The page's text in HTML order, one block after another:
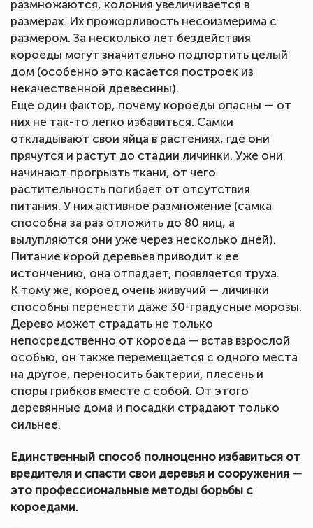
размножаются, колония увеличивается в
размерах. Их прожорливость несоизмерима с
размером. За несколько лет бездействия
короеды могут значительно подпортить целый
дом (особенно это касается построек из
некачественной древесины).
Еще один фактор, почему короеды опасны — от
них не так-то легко избавиться. Самки
откладывают свои яйца в растениях, где они
прячутся и растут до стадии личинки. Уже они
начинают прогрызть ткани, от чего
растительность погибает от отсутствия
питания. У них активное размножение (самка
способна за раз отложить до 80 яиц, а
вылупляются они уже через несколько дней).
Питание корой деревьев приводит к ее
истончению, она отпадает, появляется труха.
К тому же, короед очень живучий — личинки
способны перенести даже 30-градусные морозы.
Дерево может страдать не только
непосредственно от короеда — встав взрослой
особью, он также перемещается с одного места
на другое, переносить бактерии, плесень и
споры грибков вместе с собой. От этого
деревянные дома и посадки страдают только
сильнее.
Единственный способ полноценно избавиться от
вредителя и спасти свои деревья и сооружения —
это профессиональные методы борьбы с
короедами.